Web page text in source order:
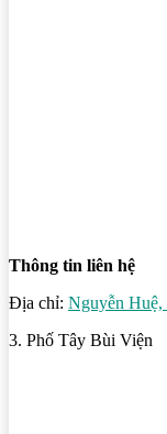
Thông tin liên hệ
Địa chỉ: Nguyễn Huệ,
3. Phố Tây Bùi Viện